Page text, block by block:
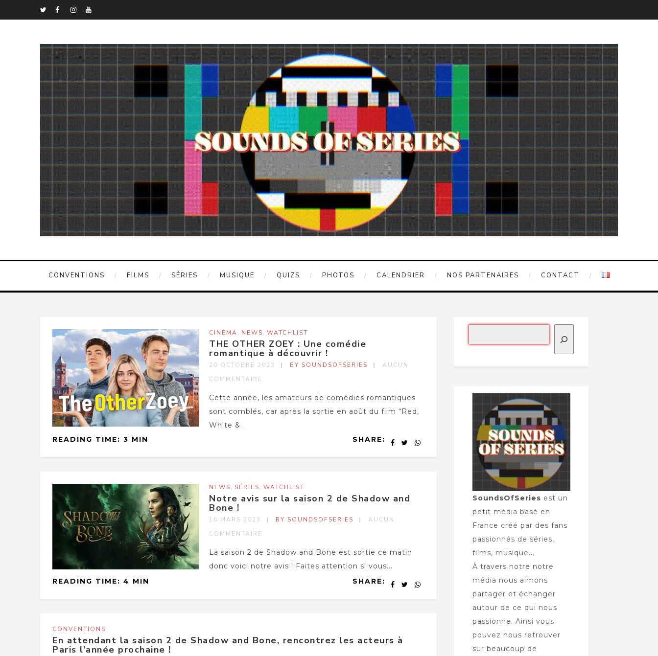
CONVENTIONS FILMS SÉRIES MUSIQUE QUIZS PHOTOS CALENDRIER NOS PARTENAIRES CONTACT
CINEMA, NEWS, WATCHLIST
THE OTHER ZOEY : Une comédie
romantique à découvrir !
20 OCTOBRE 2023 BY SOUNDSOFSERIES
AUCUN
COMMENTAIRE
Cette année, les amateurs de comédies romantiques
sont comblés, car après la sortie en août du film “Red,
White &...
SHARE:
READING TIME: 3 MIN
NEWS, SÉRIES, WATCHLIST
Notre avis sur la saison 2 de Shadow and
Bone !
16 MARS 2023 BY SOUNDSOFSERIES
AUCUN
COMMENTAIRE
La saison 2 de Shadow and Bone est sortie ce matin
donc voici notre avis ! Faites attention si vous...
SHARE:
READING TIME: 4 MIN
CONVENTIONS
En attendant la saison 2 de Shadow and Bone, rencontrez les acteurs à
Paris l’année prochaine !
SoundsOfSeries est un
petit média basé en
France créé par des fans
passionnés de séries,
films, musique...
À travers notre notre
média nous aimons
partager et échanger
autour de ce qui nous
passionne. Ainsi vous
pouvez nous retrouver
sur beaucoup de